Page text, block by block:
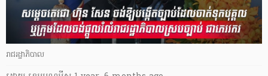
រាជរដ្ឋាភិបាល